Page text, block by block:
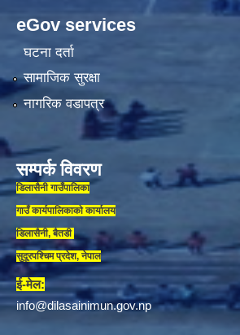
eGov services
घटना दर्ता
सामाजिक सुरक्षा
नागरिक वडापत्र
सम्पर्क विवरण
डिलासैनी गाउँपालिका
गाउँ कार्यपालिकाकाे कार्यालय
डिलासैनी, बैतडी
सुदूरपश्चिम प्रदेश, नेपाल
ई-मेल:
info@dilasainimun.gov.np